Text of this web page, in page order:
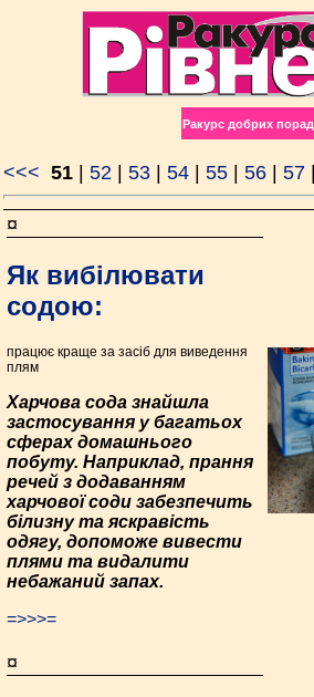
Ракурс добрих порад
<<< 51 52 53 54 55 56 57
¤
Як вибілювати
содою:
працює краще за засіб для виведення
плям
Харчова сода знайшла
застосування у багатьох
сферах домашнього
побуту. Наприклад, прання
речей з додаванням
харчової соди забезпечить
білизну та яскравість
одягу, допоможе вивести
плями та видалити
небажаний запах.
=>>>=
¤